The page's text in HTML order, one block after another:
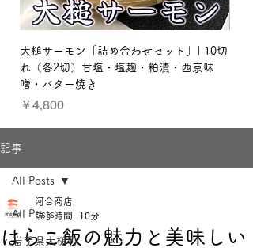
大槌サーモン「詰め合わせセット」| 10切
れ（各2切）甘塩・塩麹・粕漬・西京味
噌・バター焼き
価格
￥4,800
記事
All Posts
岩手県大槌町
All Posts
はらこ飯の魅力と美味しい
河合商店
読了時間: 10分